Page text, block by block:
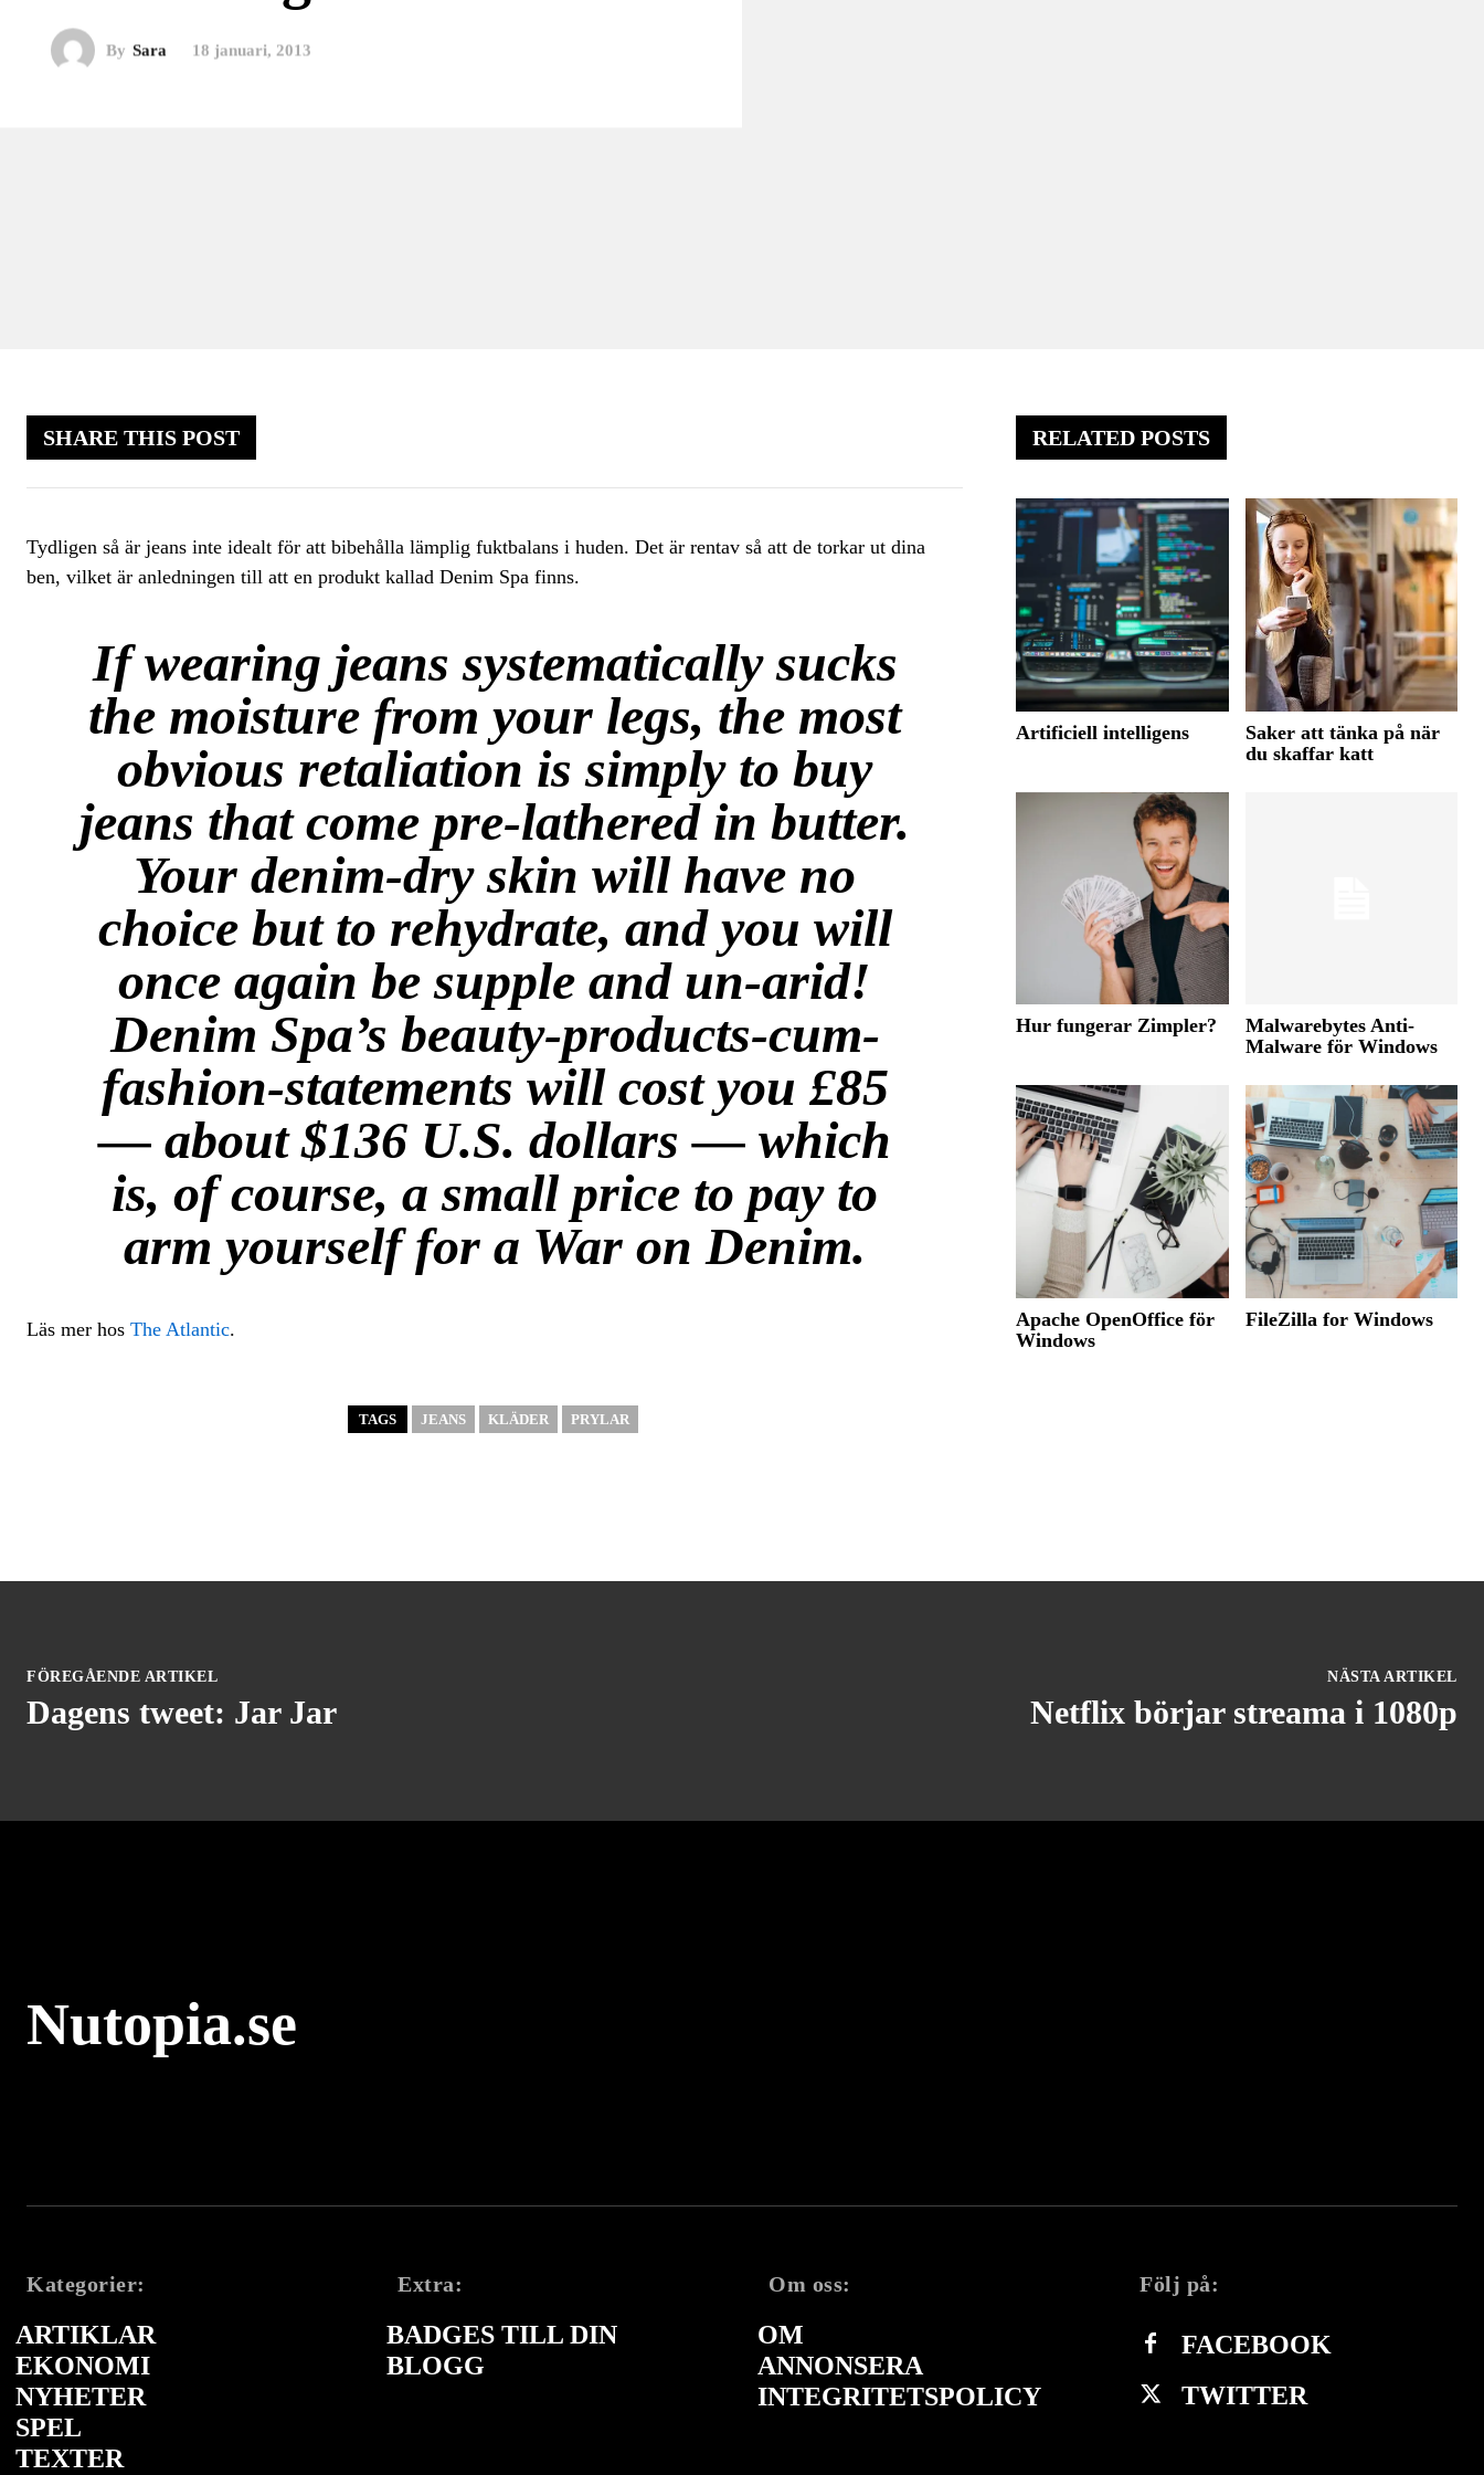
By Sara 18 januari, 2013
SHARE THIS POST
Tydligen så är jeans inte idealt för att bibehålla lämplig fuktbalans i huden. Det är rentav så att de torkar ut dina
ben, vilket är anledningen till att en produkt kallad Denim Spa finns.
If wearing jeans systematically sucks
the moisture from your legs, the most
obvious retaliation is simply to buy
jeans that come pre-lathered in butter.
Your denim-dry skin will have no
choice but to rehydrate, and you will
once again be supple and un-arid!
Denim Spa’s beauty-products-cum-
fashion-statements will cost you £85
— about $136 U.S. dollars — which
is, of course, a small price to pay to
arm yourself for a War on Denim.
Läs mer hos The Atlantic.
TAGS JEANS KLÄDER PRYLAR
RELATED POSTS
Artificiell intelligens
Saker att tänka på när
du skaffar katt
Hur fungerar Zimpler?
Malwarebytes Anti-
Malware för Windows
Apache OpenOffice för
Windows
FileZilla for Windows
FÖREGÅENDE ARTIKEL
Dagens tweet: Jar Jar
NÄSTA ARTIKEL
Netflix börjar streama i 1080p
Nutopia.se
Kategorier:
ARTIKLAR
EKONOMI
NYHETER
SPEL
TEXTER
Extra:
BADGES TILL DIN
BLOGG
Om oss:
OM
ANNONSERA
INTEGRITETSPOLICY
Följ på:
FACEBOOK
TWITTER